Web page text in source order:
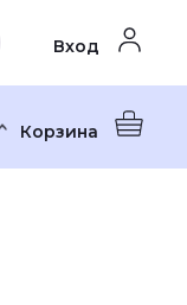
Вход
Корзина